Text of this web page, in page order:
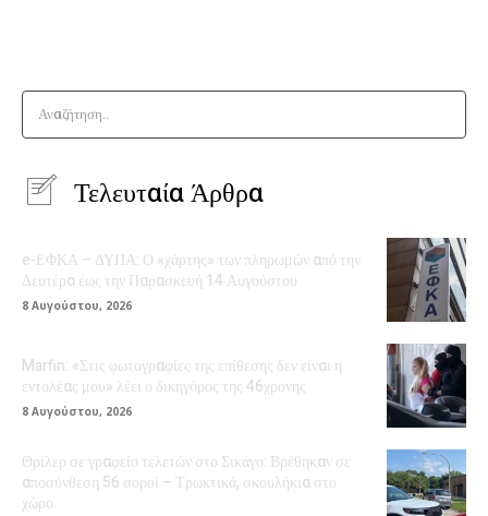
Αναζήτηση..
Τελευταία Άρθρα
e-ΕΦΚΑ – ΔΥΠΑ: Ο «χάρτης» των πληρωμών από την
Δευτέρα έως την Παρασκευή 14 Αυγούστου
8 Αυγούστου, 2026
Marfin: «Στις φωτογραφίες της επίθεσης δεν είναι η
εντολέας μου» λέει ο δικηγόρος της 46χρονης
8 Αυγούστου, 2026
Θρίλερ σε γραφείο τελετών στο Σικάγο: Βρέθηκαν σε
αποσύνθεση 56 σοροί – Τρωκτικά, σκουλήκια στο
χώρο